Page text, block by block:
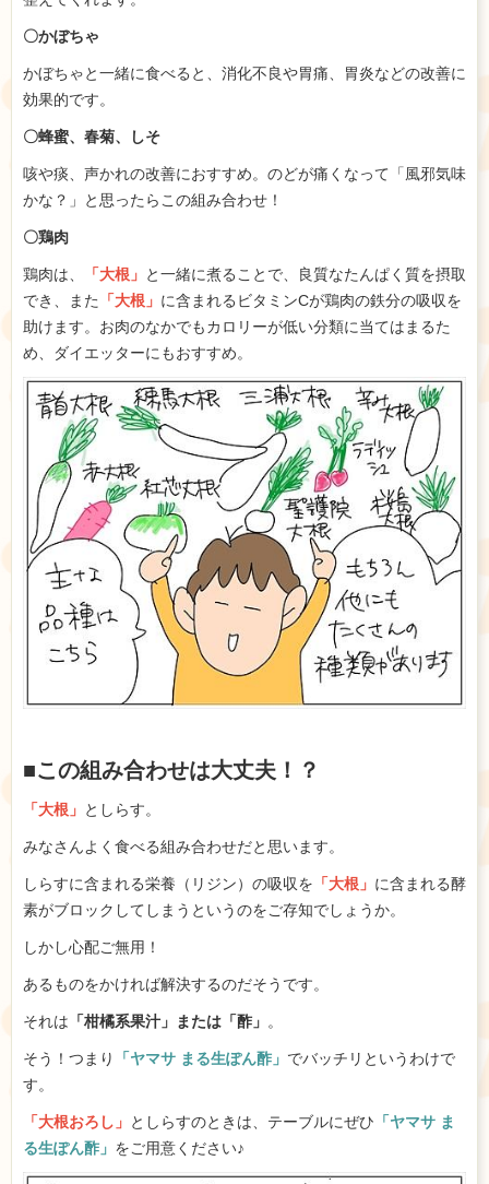
〇かぼちゃ
かぼちゃと一緒に食べると、消化不良や胃痛、胃炎などの改善に
効果的です。
〇蜂蜜、春菊、しそ
咳や痰、声かれの改善におすすめ。のどが痛くなって「風邪気味
かな？」と思ったらこの組み合わせ！
〇鶏肉
鶏肉は、 「大根」 と一緒に煮ることで、良質なたんぱく質を摂取
でき、また
「大根」 に含まれるビタミンCが鶏肉の鉄分の吸収を
助けます。お肉のなかでもカロリーが低い分類に当てはまるた
め、ダイエッターにもおすすめ。
■この組み合わせは大丈夫！？
「大根」 としらす。
みなさんよく食べる組み合わせだと思います。
しらすに含まれる栄養（リジン）の吸収を 「大根」 に含まれる酵
素がブロックしてしまうというのをご存知でしょうか。
しかし心配ご無用！
あるものをかければ解決するのだそうです。
それは 「柑橘系果汁」または「酢」 。
そう！つまり 「ヤマサ まる生ぽん酢」 でバッチリというわけで
す。
「大根おろし」 としらすのときは、テーブルにぜひ 「ヤマサ ま
る生ぽん酢」 をご用意ください♪